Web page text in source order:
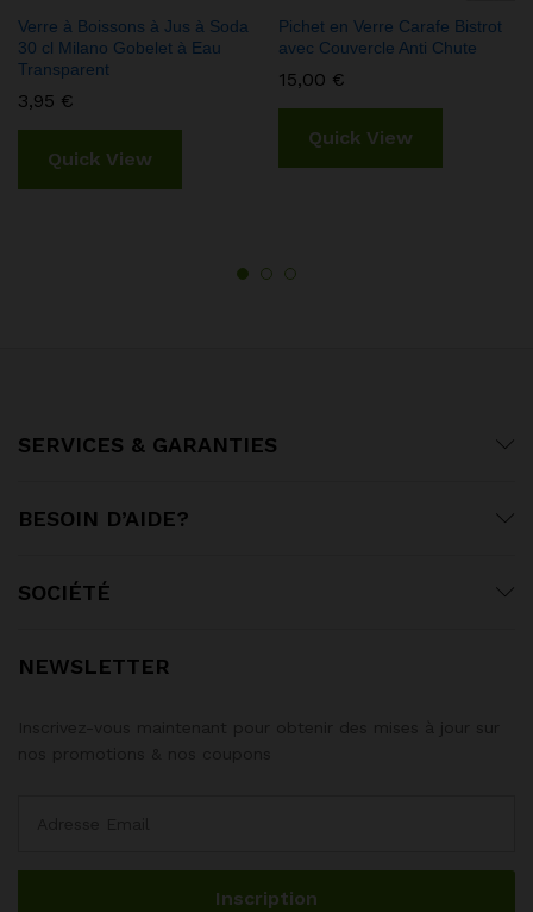
Verre à Boissons à Jus à Soda
30 cl Milano Gobelet à Eau
Transparent
3,95 €
Quick View
Pichet en Verre Carafe Bistrot
avec Couvercle Anti Chute
15,00 €
Quick View
SERVICES & GARANTIES
BESOIN D’AIDE?
SOCIÉTÉ
NEWSLETTER